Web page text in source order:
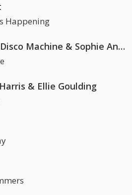
Happening
Purple Disco Machine & Sophie And The Giants
& Ellie Goulding